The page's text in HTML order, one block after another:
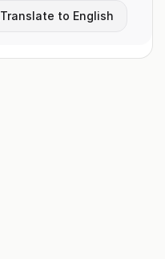
Translate to English